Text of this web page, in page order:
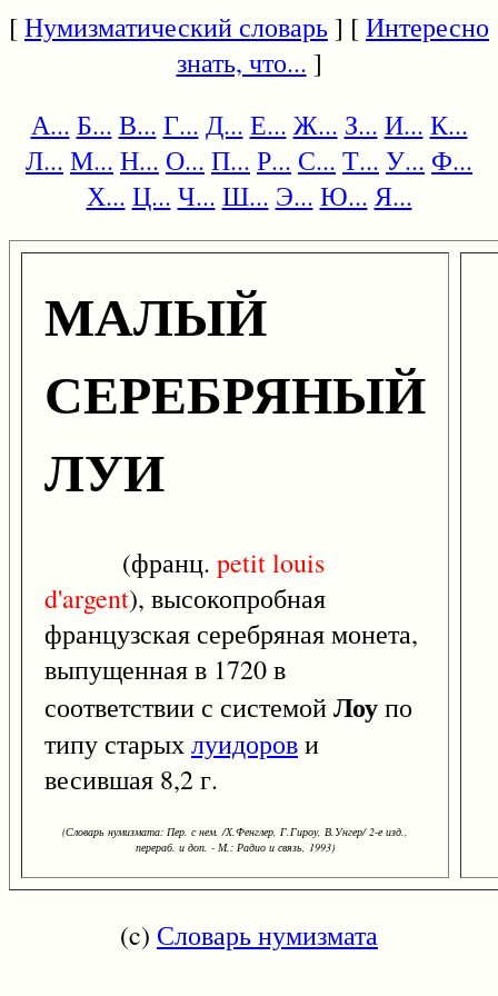
[Нумизматический словарь] [Интересно
знать, что... ]
А... Б... В... Г... Д... Е... Ж... З... И... К...
Л... М... Н... О... П... Р... С... Т... У... Ф...
Х... Ц... Ч... Ш... Э... Ю... Я...
МАЛЫЙ
СЕРЕБРЯНЫЙ
ЛУИ
(франц. petitlouis
d'argent), высокопробная
французская серебряная монета,
выпущенная в 1720 в
соответствии с системойЛоупо
типу старыхлуидорови
весившая 8,2 г.
(Словарь нумизмата: Пер. с нем. /Х.Фенглер, Г.Гироу, В.Унгер/ 2-е изд.,
перераб. и доп. - М.: Радио и связь, 1993)
(c) Словарь нумизмата